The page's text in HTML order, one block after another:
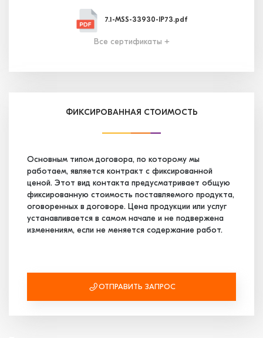
7.1-MSS-33930-IP73.pdf
7.5-MSS-35247-IP03.pdf
Все сертификаты +
ФИКСИРОВАННАЯ СТОИМОСТЬ
Основным типом договора, по которому мы
работаем, является контракт с фиксированной
ценой. Этот вид контакта предусматривает общую
фиксированную стоимость поставляемого продукта,
оговоренных в договоре. Цена продукции или услуг
устанавливается в самом начале и не подвержена
изменениям, если не меняется содержание работ.
ОТПРАВИТЬ ЗАПРОС